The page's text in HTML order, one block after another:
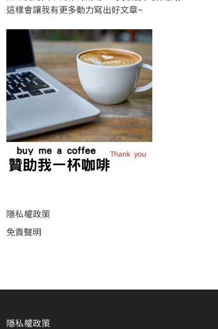
這樣會讓我有更多動力寫出好文章~
隱私權政策
免責聲明
隱私權政策